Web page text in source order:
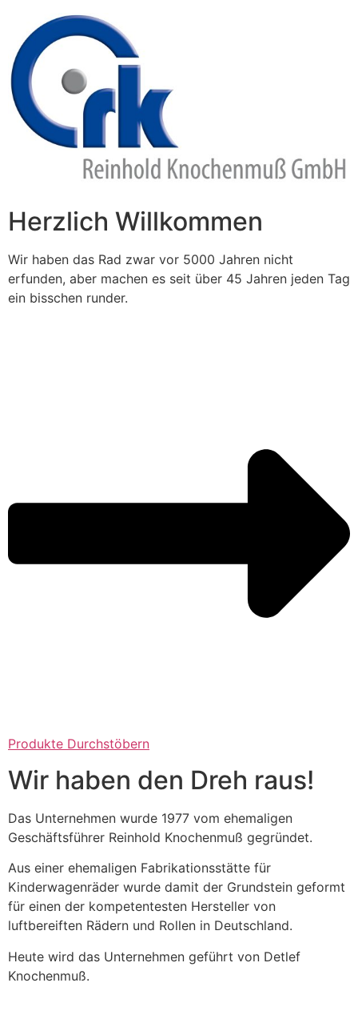
Inhalt
springen
Herzlich Willkommen
Wir haben das Rad zwar vor 5000 Jahren nicht
erfunden, aber machen es seit über 45 Jahren jeden Tag
ein bisschen runder.
Produkte Durchstöbern
Wir haben den Dreh raus!
Das Unternehmen wurde 1977 vom ehemaligen
Geschäftsführer Reinhold Knochenmuß gegründet.
Aus einer ehemaligen Fabrikationsstätte für
Kinderwagenräder wurde damit der Grundstein geformt
für einen der kompetentesten Hersteller von
luftbereiften Rädern und Rollen in Deutschland.
Heute wird das Unternehmen geführt von Detlef
Knochenmuß.